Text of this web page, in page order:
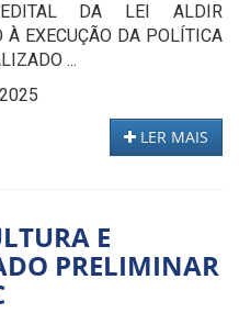
DA LEI ALDIR
EXECUÇÃO DA POLÍTICA
...
LER MAIS
E
PRELIMINAR